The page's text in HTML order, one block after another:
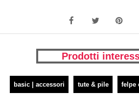
Prodotti
basic | accessori tute & pile felpe